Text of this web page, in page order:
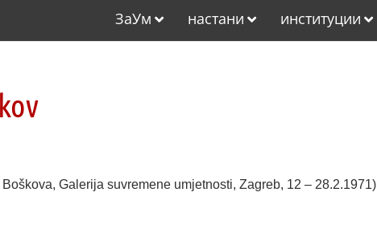
ЗаУм настани институции
Galerija suvremene umjetnosti, Zagreb, 12 – 28.2.1971)